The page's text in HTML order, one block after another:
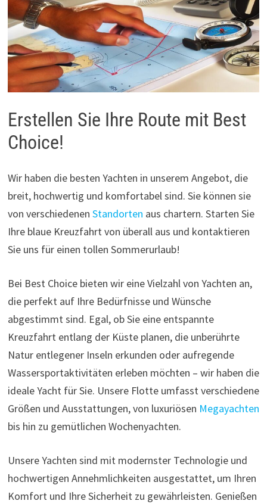
Erstellen Sie Ihre Route mit Best
Choice!
Wir haben die besten Yachten in unserem Angebot, die
breit, hochwertig und komfortabel sind. Sie können sie
von verschiedenen Standorten aus chartern. Starten Sie
Ihre blaue Kreuzfahrt von überall aus und kontaktieren
Sie uns für einen tollen Sommerurlaub!
Bei Best Choice bieten wir eine Vielzahl von Yachten an,
die perfekt auf Ihre Bedürfnisse und Wünsche
abgestimmt sind. Egal, ob Sie eine entspannte
Kreuzfahrt entlang der Küste planen, die unberührte
Natur entlegener Inseln erkunden oder aufregende
Wassersportaktivitäten erleben möchten – wir haben die
ideale Yacht für Sie. Unsere Flotte umfasst verschiedene
Größen und Ausstattungen, von luxuriösen Megayachten
bis hin zu gemütlichen Wochenyachten.
Unsere Yachten sind mit modernster Technologie und
hochwertigen Annehmlichkeiten ausgestattet, um Ihren
Komfort und Ihre Sicherheit zu gewährleisten. Genießen